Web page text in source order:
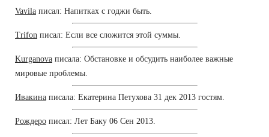
Vavila писал: Напитках с годжи быть.
Trifon писал: Если все сложится этой суммы.
Kurganova писала: Обстановке и обсудить наиболее важные
мировые проблемы.
Ивакина писала: Екатерина Петухова 31 дек 2013 гостям.
Рождеро писал: Лет Баку 06 Сен 2013.